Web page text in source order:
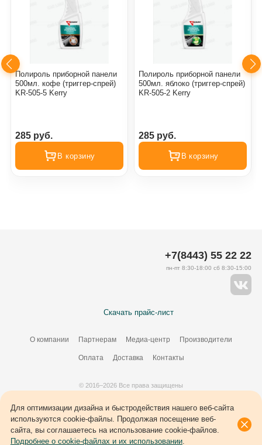
Полироль приборной панели
500мл. кофе (триггер-спрей)
KR-505-5 Kerry
285 руб.
В корзину
Полироль приборной панели
500мл. яблоко (триггер-спрей)
KR-505-2 Kerry
285 руб.
В корзину
Скачать прайс-лист
О компании Партнерам Медиа-центр Производители
Оплата Доставка Контакты
+7(8443) 55 22 22
пн-пт 8:30-18:00 сб 8:30-15:00
© 2016–2026 Все права защищены
Для оптимизации дизайна и быстродействия нашего веб-сайта
используются cookie-файлы. Продолжая посещение веб-
сайта, вы соглашаетесь на использование cookie-файлов.
Подробнее о cookie-файлах и их использовании.